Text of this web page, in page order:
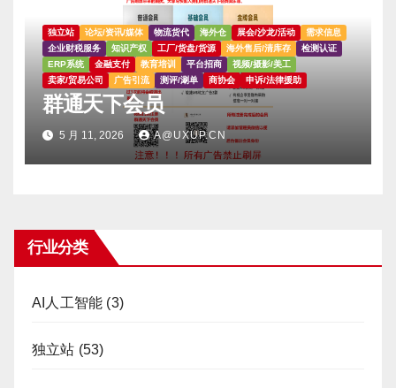
独立站 论坛/资讯/媒体 物流货代 海外仓 展会/沙龙/活动
需求信息
企业财税服务
知识产权 工厂/货盘/货源 海外售后/清库存
检测认证
ERP系统
金融支付 教育培训 平台招商
视频/摄影/美工
卖家/贸易公司
广告引流 测评/涮单 商协会 申诉/法律援助
群通天下会员
5 月 11, 2026 A@UXUP.CN
行业分类
AI人工智能 (3)
独立站 (53)